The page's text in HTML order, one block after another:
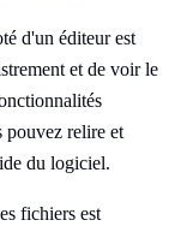
d'un éditeur est
et de voir le
pouvez relire et
du logiciel.
fichiers est